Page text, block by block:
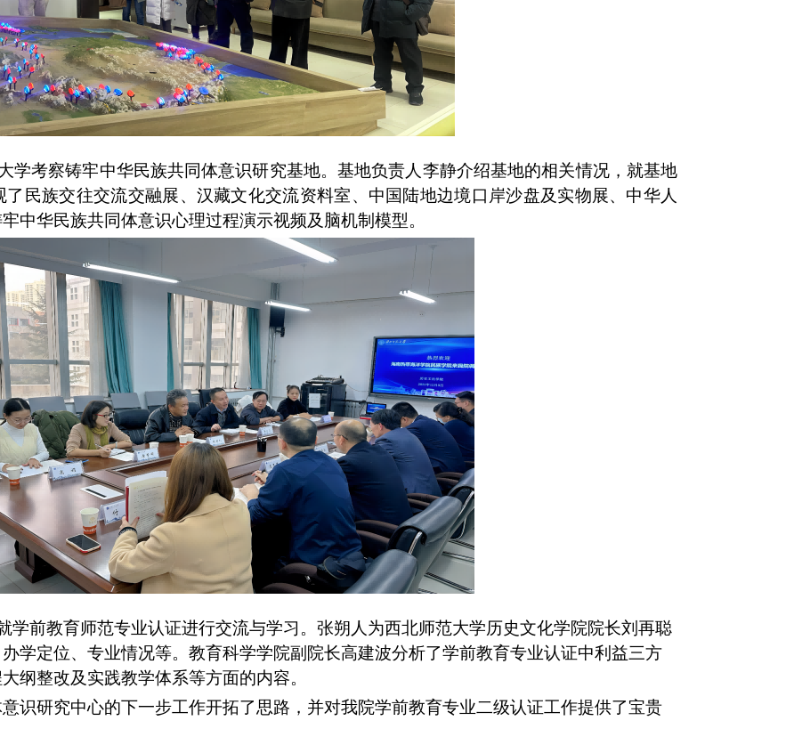
学考察铸牢中华民族共同体意识研究基地。基地负责人李静介绍基地的相关情况，就基地
了民族交往交流交融展、汉藏文化交流资料室、中国陆地边境口岸沙盘及实物展、中华人
中华民族共同体意识心理过程演示视频及 脑机制模型。
学前教育师范专业认证进行交流与学习。张朔人 为西北师范大学历史文化学院院长刘再聪
学定位、专业情况等。教育科学学院副院长高建波分析了学前教育专业认证中利益三方
纲整改及实践教学体系等方面的内容。
识研究中心的下一步工作开拓了思路， 并对我院学前教育专业二级认证工作提供了宝贵